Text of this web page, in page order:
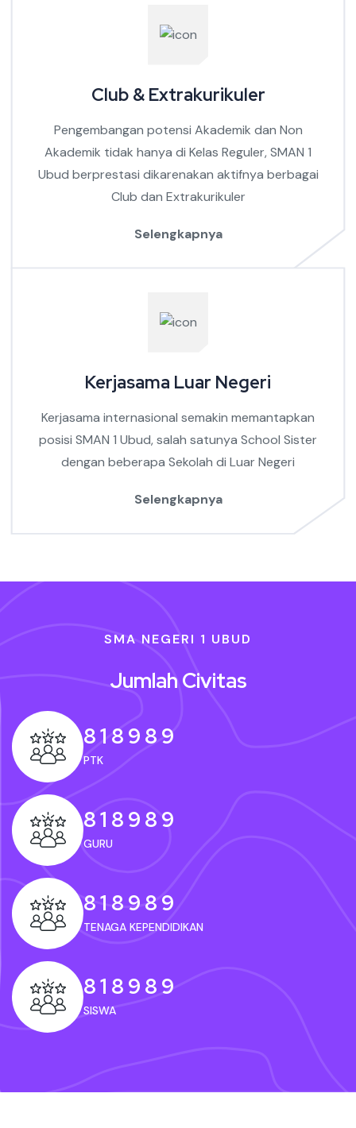
Club & Extrakurikuler
Pengembangan potensi Akademik dan Non
Akademik tidak hanya di Kelas Reguler, SMAN 1
Ubud berprestasi dikarenakan aktifnya berbagai
Club dan Extrakurikuler
Selengkapnya
Kerjasama Luar Negeri
Kerjasama internasional semakin memantapkan
posisi SMAN 1 Ubud, salah satunya School Sister
dengan beberapa Sekolah di Luar Negeri
Selengkapnya
SMA NEGERI 1 UBUD
Jumlah Civitas
81 8 9 8 9
PTK
81 8 9 8 9
GURU
81 8 9 8 9
TENAGA KEPENDIDIKAN
81 8 9 8 9
SISWA